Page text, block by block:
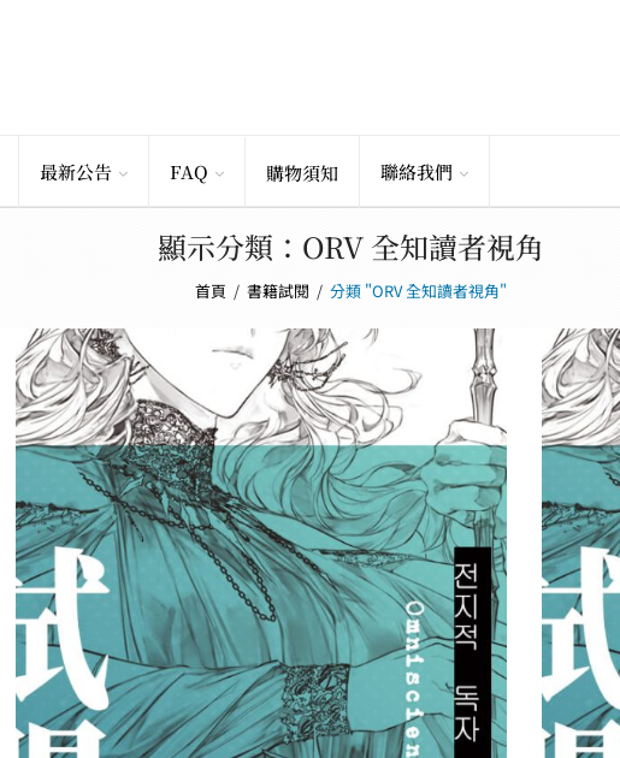
最新公告 FAQ 購物須知 聯絡我們
顯示分類：ORV 全知讀者視角
首頁 / 書籍試閱 / 分類 "ORV 全知讀者視角"